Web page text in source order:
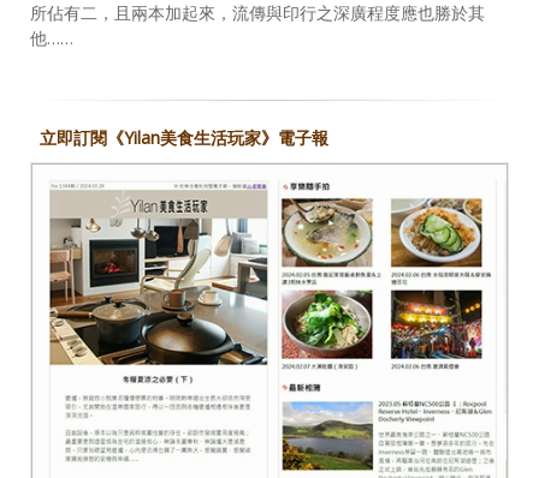
所佔有二，且兩本加起來，流傳與印行之深廣程度應也勝於其
他……
立即訂閱《Yilan美食生活玩家》電子報